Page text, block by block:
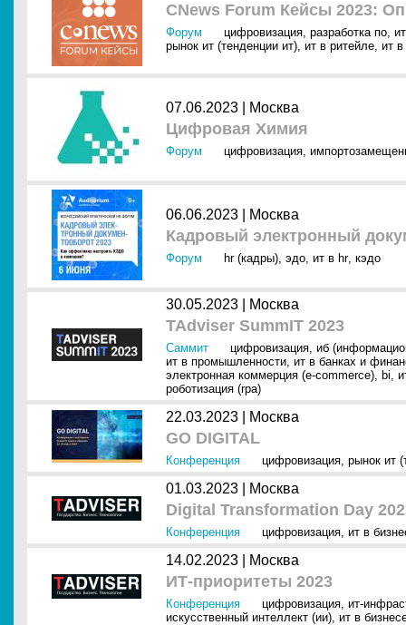
CNews Forum Кейсы 2023:
Форум цифровизация, разработка по,
рынок ит (тенденции ит), ит в ритейле, ит в
07.06.2023 | Москва
Цифровая Химия
Форум цифровизация,
06.06.2023 | Москва
Кадровый электронный
Форум hr (кадры), эдо, ит в hr, кэдо
30.05.2023 | Москва
TAdviser SummIT 2023
Саммит цифровизация, иб
ит в промышленности, ит в банках и
электронная коммерция (e-commerce), bi,
роботизация (rpa)
22.03.2023 | Москва
GO DIGITAL
Конференция цифровизация, рынок ит
01.03.2023 | Москва
Digital Transformation Day
Конференция цифровизация, ит в
14.02.2023 | Москва
ИТ-приоритеты 2023
Конференция цифровизация, ит-
искусственный интеллект (ии), ит в